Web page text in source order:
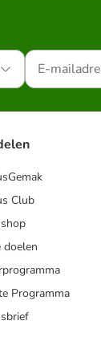
Club
doelen
Programma